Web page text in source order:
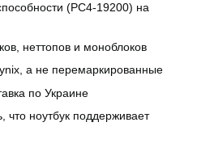
(PC4-19200) на
неттопов и моноблоков
а не перемаркированные
по Украине
что ноутбук поддерживает